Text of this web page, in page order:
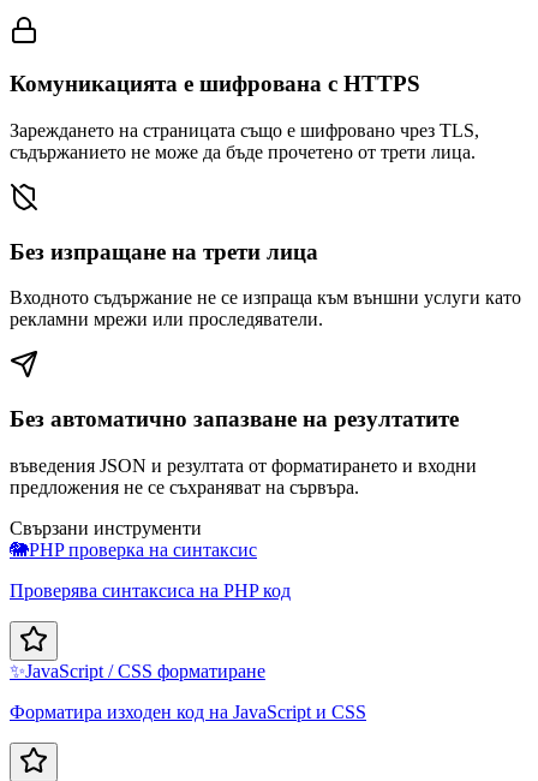
Комуникацията е шифрована с HTTPS
Зареждането на страницата също е шифровано чрез TLS,
съдържанието не може да бъде прочетено от трети лица.
Без изпращане на трети лица
Входното съдържание не се изпраща към външни услуги като
рекламни мрежи или проследяватели.
Без автоматично запазване на резултатите
въведения JSON и резултата от форматирането и входни
предложения не се съхраняват на сървъра.
Свързани инструменти
🐘PHP проверка на синтаксис
Проверява синтаксиса на PHP код
✨JavaScript / CSS форматиране
Форматира изходен код на JavaScript и CSS